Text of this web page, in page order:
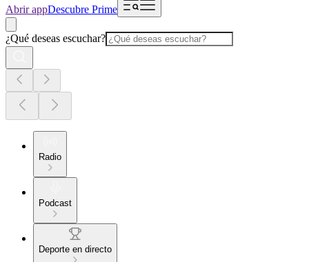
Abrir appDescubre Prime
¿Qué deseas escuchar?
Radio
Podcast
Deporte en directo